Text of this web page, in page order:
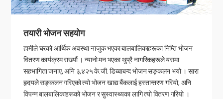
तयारी भोजन सहयोग
हामीले घरको आर्थिक अवस्था नाजुक भएका बालबालिकाहरूका निम्ति भोजन
वितरण कार्यक्रम राख्यौं । न्यानो मन भएका थुप्रै नागरिकहरूले यसमा
सहभागिता जनाए, अनि ३,४२५ के.जी. डिब्बाबन्द भोजन सङ्कलन भयो । सारा
हृदयले सङ्कलन गरिएको त्यो भोजन खाद्य बैंकलाई हस्तान्तरण गरियो, अनि
विपन्न बालबालिकाहरूको भोजन र सुस्वास्थ्यका लागि त्यो वितरण गरियो ।